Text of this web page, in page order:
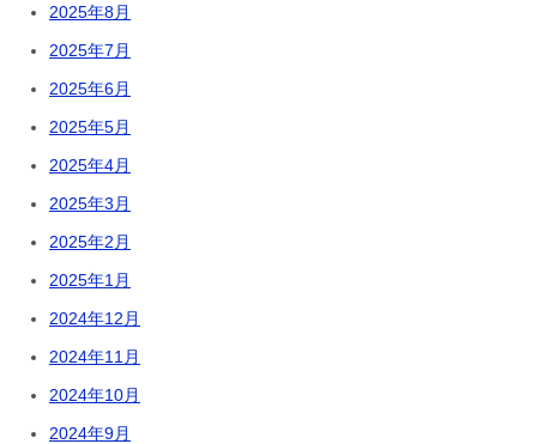
2025年8月
2025年7月
2025年6月
2025年5月
2025年4月
2025年3月
2025年2月
2025年1月
2024年12月
2024年11月
2024年10月
2024年9月